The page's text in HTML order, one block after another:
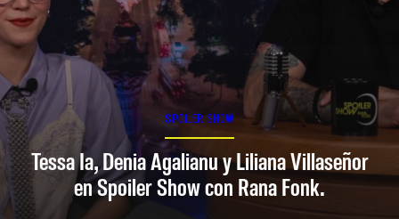
SPOILER SHOW
Tessa Ia, Denia Agalianu y Liliana Villaseñor
en Spoiler Show con Rana Fonk.